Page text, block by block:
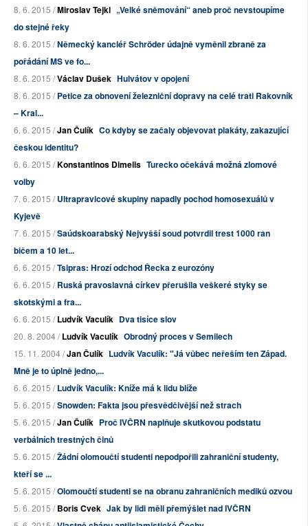
8. 6. 2015 /Miroslav Tejkl „Velké sněmování“ aneb proč nevstoupíme
do stejné řeky
8. 6. 2015 /Německý kancléř Schröder údajně vyměnil zbraně za
pořádání MS ve fo...
8. 6. 2015 /Václav Dušek Hulvátov v opojení
8. 6. 2015 /Petice za obnovení železniční dopravy na celé trati Rakovník
– Kral...
6. 6. 2015 /Jan Čulík Co kdyby se začaly objevovat plakáty, zakazující
českou identitu?
6. 6. 2015 /Konstantinos Dimelis Turecko očekává možná zlomové
volby
7. 6. 2015 /Ultrapravicové skupiny napadly pochod homosexuálů v
Kyjevě
7. 6. 2015 /Saúdskoarabský Nejvyšší soud potvrdil trest 1000 ran
bičem a 10 let...
6. 6. 2015 /Tsipras: Hrozí odchod Řecka z eurozóny
6. 6. 2015 /Ruská pravoslavná církev přerušila veškeré styky se
skotskými a fra...
6. 6. 2015 /Ludvík Vaculík Dva tisíce slov
20. 8. 2004 /Ludvík Vaculík Obrodný proces v Semilech
15. 11. 2004 /Jan Čulík Ludvík Vaculík: "Já vůbec neřeším ten Západ.
Mně je to úplně jedno,...
6. 6. 2015 /Ludvík Vaculík: Kníže má k lidu blíže
5. 6. 2015 /Snowden: Fakta jsou přesvědčivější než strach
5. 6. 2015 /Jan Čulík Proč IVČRN naplňuje skutkovou podstatu
verbálních trestných činů
5. 6. 2015 /Žádní olomoučtí studenti nepodpořili zahraniční studenty,
kteří se ...
5. 6. 2015 /Olomoučtí studenti se na obranu zahraničních mediků ozvou
5. 6. 2015 /Boris Cvek Jak by lidi měli přemýšlet nad IVČRN